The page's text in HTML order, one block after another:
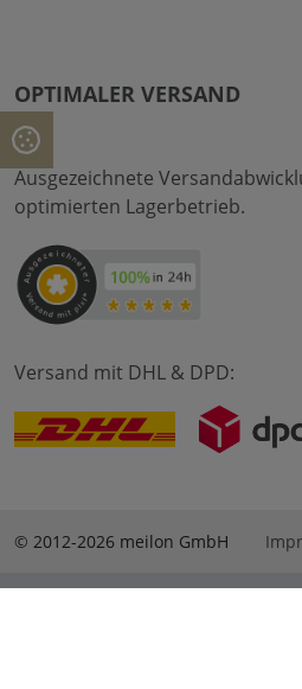
OPTIMALER VERSAND
Ausgezeichnete
optimierten Lagerbetrieb.
Versand mit DHL & DPD:
© 2012-2026 meilon GmbH